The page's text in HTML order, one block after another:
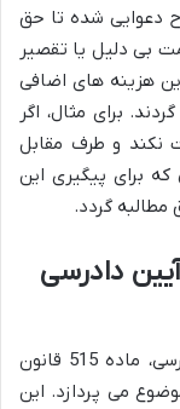
دعوایی شده تا حق
بی دلیل یا تقصیر
هزینه های اضافی
برای مثال، اگر
نکند و طرف مقابل
برای پیگیری این
گردد.
515 قانون آیین دادرسی
مبنای قانونی اصلی برای مطالبه خسارات دادرسی، ماده 515 قانون
می پردازد. این